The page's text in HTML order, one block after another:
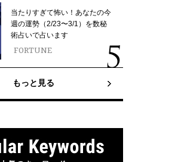
当たりすぎて怖い！あなたの今
週の運勢（2/23〜3/1）を数秘
術占いで占います
FORTUNE
もっと見る